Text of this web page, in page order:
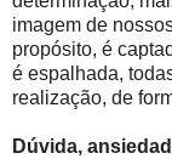
imagem de
propósito, é
é espalhada,
realização, de
Dúvida,